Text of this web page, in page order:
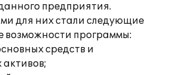
предприятия.
для них стали следующие
возможности программы:
средств и